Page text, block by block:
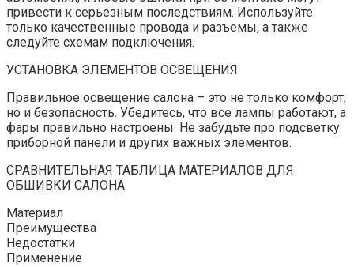
привести к серьезным последствиям. Используйте
только качественные провода и разъемы, а также
следуйте схемам подключения.
УСТАНОВКА ЭЛЕМЕНТОВ ОСВЕЩЕНИЯ
Правильное освещение салона – это не только комфорт,
но и безопасность. Убедитесь, что все лампы работают, а
фары правильно настроены. Не забудьте про подсветку
приборной панели и других важных элементов.
СРАВНИТЕЛЬНАЯ ТАБЛИЦА МАТЕРИАЛОВ ДЛЯ
ОБШИВКИ САЛОНА
Материал
Преимущества
Недостатки
Применение